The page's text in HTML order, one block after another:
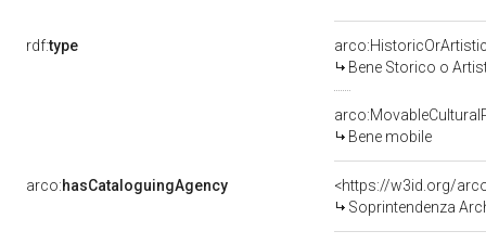
rdf:type
Bene Storico o
Bene mobile
arco:hasCataloguingAgency
<https://w3id.org/
Soprintendenza